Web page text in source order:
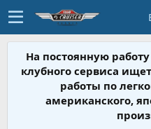
На постоянную
клубного сервиса
работы по
американского,